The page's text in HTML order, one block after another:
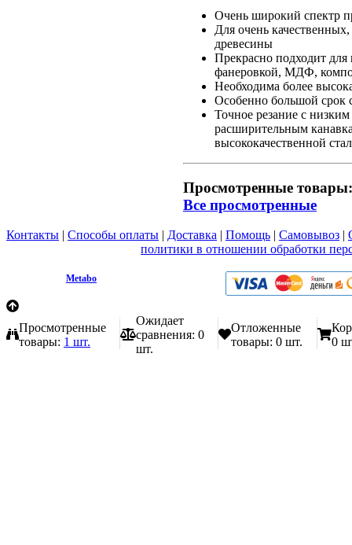
Очень широкий спектр
Для очень
древесины
Прекрасно подходит
фанеровкой, МДФ,
Необходима более
Особенно большой срок
Точное резание с
расширительным
высококачественной
Просмотренные товары:
Все просмотренные
Контакты | Способы оплаты | Доставка | Помощь | Самовывоз |
политики в отношении обработки
Metabo
Просмотренные
товары: 1 шт.
Ожидает
сравнения: 0
шт.
Отложенные
товары: 0 шт.
0